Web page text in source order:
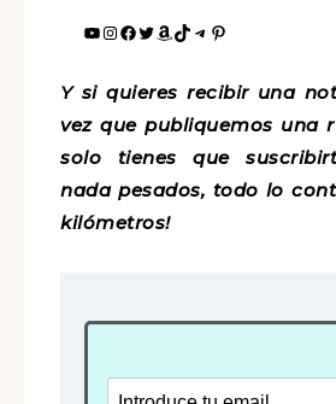
Y si quieres recibir una
vez que publiquemos una
solo tienes que
nada pesados, todo lo
kilómetros!